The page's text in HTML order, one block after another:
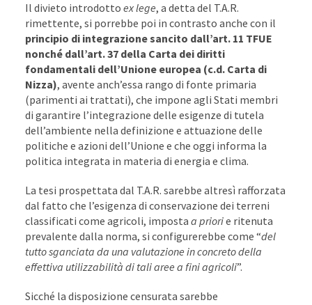
Il divieto introdotto ex lege, a detta del T.A.R.
rimettente, si porrebbe poi in contrasto anche con il
principio di integrazione sancito dall’art. 11 TFUE
nonché dall’art. 37 della Carta dei diritti
fondamentali dell’Unione europea (c.d. Carta di
Nizza), avente anch’essa rango di fonte primaria
(parimenti ai trattati), che impone agli Stati membri
di garantire l’integrazione delle esigenze di tutela
dell’ambiente nella definizione e attuazione delle
politiche e azioni dell’Unione e che oggi informa la
politica integrata in materia di energia e clima.
La tesi prospettata dal T.A.R. sarebbe altresì rafforzata
dal fatto che l’esigenza di conservazione dei terreni
classificati come agricoli, imposta a priorie ritenuta
prevalente dalla norma, si configurerebbe come “del
tutto sganciata da una valutazione in concreto della
effettiva utilizzabilità di tali aree a fini agricoli”.
Sicché la disposizione censurata sarebbe